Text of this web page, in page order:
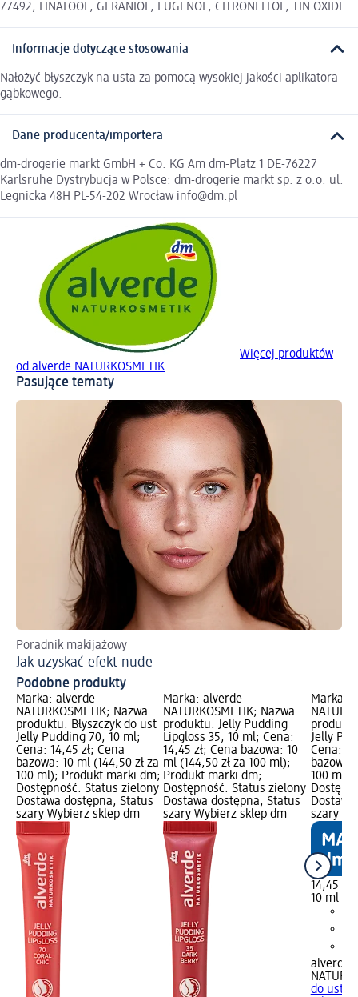
77492, LINALOOL, GERANIOL, EUGENOL, CITRONELLOL, TIN OXIDE
Informacje dotyczące stosowania
Nałożyć błyszczyk na usta za pomocą wysokiej jakości aplikatora
gąbkowego.
Dane producenta/importera
dm-drogerie markt GmbH + Co. KG Am dm-Platz 1 DE-76227
Karlsruhe Dystrybucja w Polsce: dm-drogerie markt sp. z o.o. ul.
Legnicka 48H PL-54-202 Wrocław info@dm.pl
Więcej produktów
od alverde NATURKOSMETIK
Pasujące tematy
Poradnik makijażowy
Jak uzyskać efekt nude
Podobne produkty
Marka: alverde
NATURKOSMETIK; Nazwa
produktu: Błyszczyk do ust
Jelly Pudding 70, 10 ml;
Cena: 14,45 zł; Cena
bazowa: 10 ml (144,50 zł za
100 ml); Produkt marki dm;
Dostępność: Status zielony
Dostawa dostępna, Status
szary Wybierz sklep dm
Marka: alverde
NATURKOSMETIK; Nazwa
produktu: Jelly Pudding
Lipgloss 35, 10 ml; Cena:
14,45 zł; Cena bazowa: 10
ml (144,50 zł za 100 ml);
Produkt marki dm;
Dostępność: Status zielony
Dostawa dostępna, Status
szary Wybierz sklep dm
Marka:
Jelly
Cena:
bazowa:
100 ml);
szary
14,45 zł
10 ml
alverde
do ust